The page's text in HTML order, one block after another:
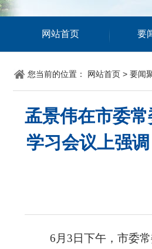
网站首页 要
您当前的位置： 网站首页 > 要闻
孟景伟在市委
学习会议上强
6月3日下午，市委